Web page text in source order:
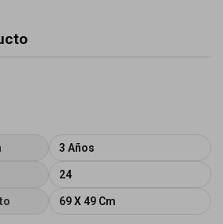
3 Años
24
69 X 49 Cm